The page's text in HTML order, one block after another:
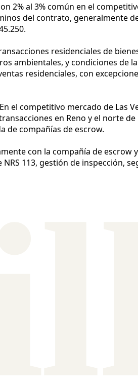
2% al 3% común en el
del contrato, generalmente
residenciales de
ambientales, y condiciones de
residenciales, con
el competitivo mercado de
en Reno y el norte
de compañías de escrow.
con la compañía de
113, gestión de